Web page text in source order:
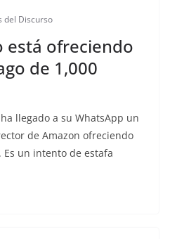
del Discurso
está ofreciendo
de 1,000
llegado a su WhatsApp un
de Amazon ofreciendo
un intento de estafa